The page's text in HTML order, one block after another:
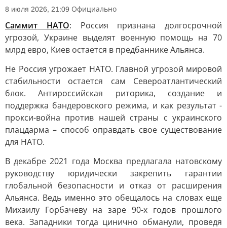
8 июля 2026, 21:09 Официально
Саммит НАТО: Россия признана долгосрочной
угрозой, Украине выделят военную помощь на 70
млрд евро, Киев остается в предбаннике Альянса.
Не Россия угрожает НАТО. Главной угрозой мировой
стабильности остается сам Североатлантический
блок. Антироссийская риторика, создание и
поддержка бандеровского режима, и как результат -
прокси-война против нашей страны с украинского
плацдарма – способ оправдать свое существование
для НАТО.
В декабре 2021 года Москва предлагала натовскому
руководству юридически закрепить гарантии
глобальной безопасности и отказ от расширения
Альянса. Ведь именно это обещалось на словах еще
Михаилу Горбачеву на заре 90-х годов прошлого
века. Западники тогда цинично обманули, проведя